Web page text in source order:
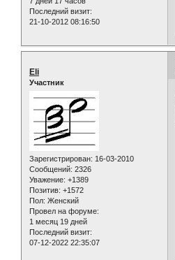
Последний визит:
21-10-2012 08:16:50
Eli
Участник
Зарегистрирован: 16-03-2010
Сообщений: 2326
Уважение: +1389
Позитив: +1572
Пол: Женский
Провел на форуме:
1 месяц 19 дней
Последний визит:
07-12-2022 22:35:07